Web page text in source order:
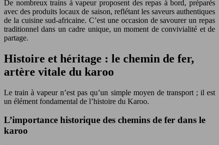
De nombreux trains à vapeur proposent des repas à bord, préparés
avec des produits locaux de saison, reflétant les saveurs authentiques
de la cuisine sud-africaine. C’est une occasion de savourer un repas
traditionnel dans un cadre unique, un moment de convivialité et de
partage.
Histoire et héritage : le chemin de fer,
artère vitale du karoo
Le train à vapeur n’est pas qu’un simple moyen de transport ; il est
un élément fondamental de l’histoire du Karoo.
L’importance historique des chemins de fer dans le
karoo